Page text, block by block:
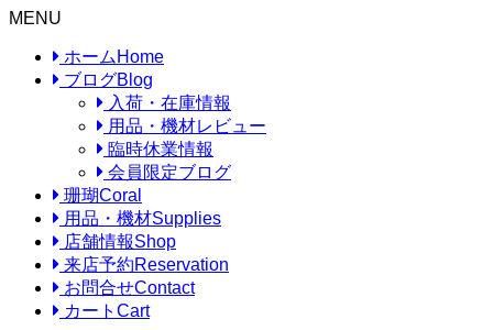
MENU
ホーム Home
ブログBlog
入荷・在庫情報
用品・機材レビュー
臨時休業情報
会員限定ブログ
珊瑚Coral
用品・機材Supplies
店舗情報Shop
来店予約Reservation
お問合せContact
カート Cart